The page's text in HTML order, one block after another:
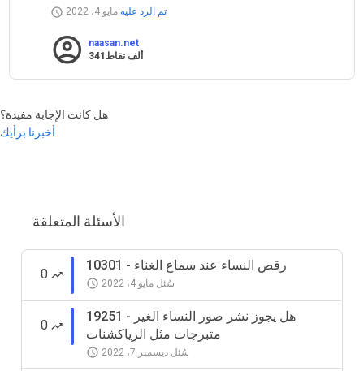
تم الرد عليه مايو 4، 2022
naasan.net
341ألفنقاط
هل كانت الإجابة مفيدة؟
أخبرنا برأيك
الأسئلة المتعلقة
0
10301 - رقص النساء عند سماع الغناء
سُئل مايو 4، 2022
0
19251 - هل يجوز نشر صور النساء الغير
متبرجات مثل الرياكشنات
سُئل ديسمبر 7، 2022